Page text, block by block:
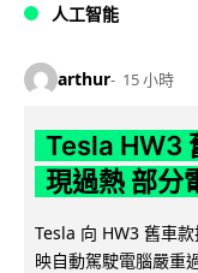
人工智能
arthur 15 小時
Tesla HW3
現過熱 部分
Tesla 向 HW3 舊車
映自動駕駛電腦嚴重